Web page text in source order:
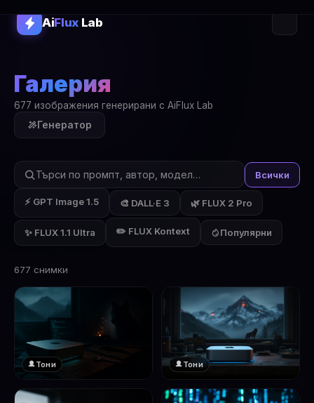
AiFluxLab
Галерия
677 изображения генерирани с AiFlux Lab
Генератор
Всички
⚡ GPT Image 1.5 🎨 DALL·E 3 🌿 FLUX 2 Pro
✨ FLUX 1.1 Ultra ✏️ FLUX Kontext Популярни
677 снимки
Тони Тони